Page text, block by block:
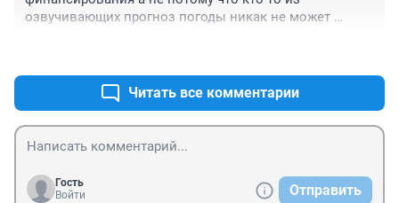
-Точно,вон видешь-чукча дрова заготавливает.
озвучивающих прогноз погоды никак не может
Читать все комментарии
Гость
Войти
Отправить